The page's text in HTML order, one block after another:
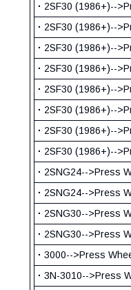
· 2SF30 (1986+)--
· 2SF30 (1986+)--
· 2SF30 (1986+)--
· 2SF30 (1986+)--
· 2SF30 (1986+)--
· 2SF30 (1986+)--
· 2SF30 (1986+)--
· 2SF30 (1986+)--
· 2SNG24-->Press
· 2SNG24-->Press
· 2SNG30-->Press
· 2SNG30-->Press
· 3000-->Press
· 3N-3010-->Press